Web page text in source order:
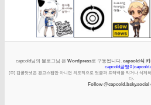
capcold님의 블로그님 은 Wordpress로 구동됩니다. capcold식 카
capcold골뱅이
[주] 캡콜닷넷은 광고스팸만 아니면 의도적으로 덧글과 트랙백을 막거나 삭제
다.
Follow @capcold.bsky.social